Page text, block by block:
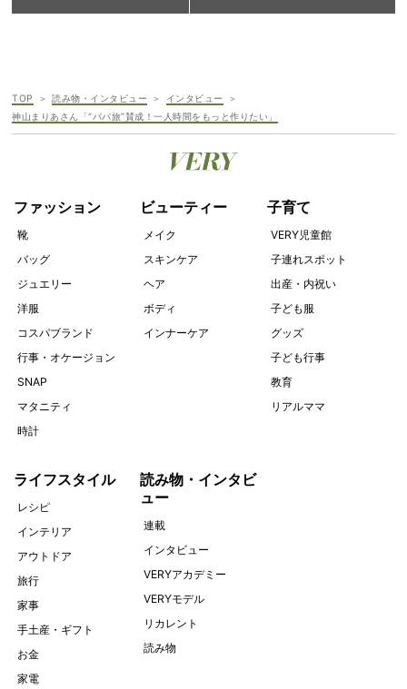
TOP 読み物・インタビュー
インタビュー
神山まりあさん「“パパ旅”賛成！一人時間をもっと作りたい」
ファッション
靴
バッグ
ジュエリー
洋服
コスパブランド
行事・オケージョン
SNAP
マタニティ
時計
ビューティー
メイク
スキンケア
ヘア
ボディ
インナーケア
子育て
VERY児童館
子連れスポット
出産・内祝い
子ども服
グッズ
子ども行事
教育
リアルママ
ライフスタイル
レシピ
インテリア
アウトドア
旅行
家事
手土産・ギフト
お金
家電
読み物・インタビ
ュー
連載
インタビュー
VERYアカデミー
VERYモデル
リカレント
読み物